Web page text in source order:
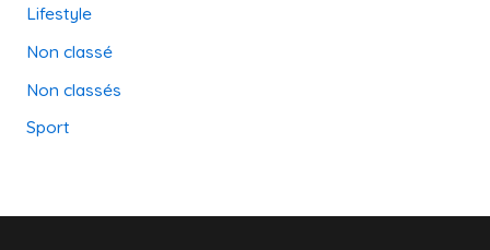
Lifestyle
Non classé
Non classés
Sport